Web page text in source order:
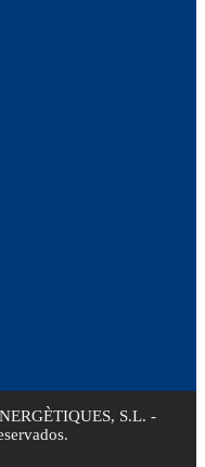
S.L. -